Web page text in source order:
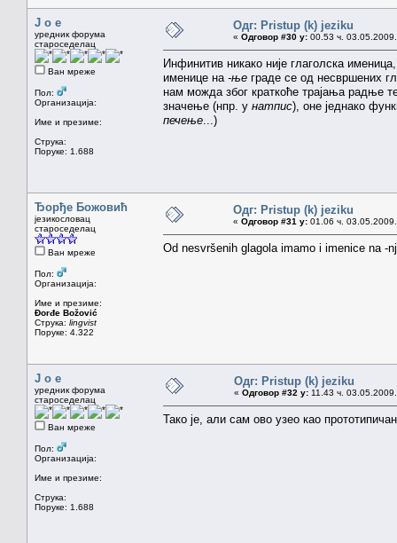
J o e
уредник форума
староседелац
Ван мреже
Пол:
Организација:
Име и презиме:
Струка:
Поруке: 1.688
Одг: Pristup (k) jeziku
« Одговор #30 у: 00.53 ч.
Инфинитив никако није глаголска
именице на -ње граде се од несвршених
нам можда због краткоће трајања радње
значење (нпр. у натпис), оне једнако
печење ...)
Ђорђе Божовић
језикословац
староседелац
Ван мреже
Пол:
Организација:
Име и презиме:
Đorđe Božović
Струка: lingvist
Поруке: 4.322
Одг: Pristup (k) jeziku
« Одговор #31 у: 01.06 ч.
Od nesvršenih glagola imamo i imenice na -
J o e
уредник форума
староседелац
Ван мреже
Пол:
Организација:
Име и презиме:
Струка:
Поруке: 1.688
Одг: Pristup (k) jeziku
« Одговор #32 у: 11.43 ч.
Тако је, али сам ово узео као